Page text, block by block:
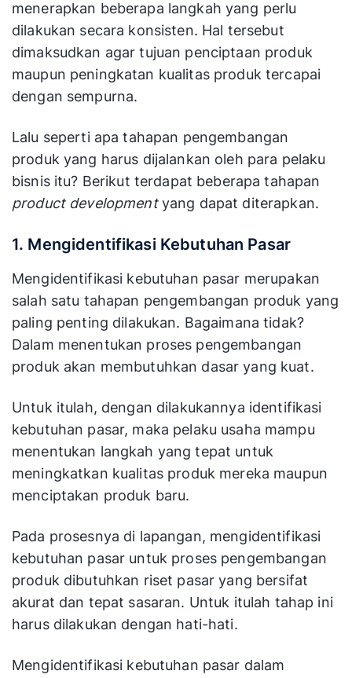
menerapkan beberapa langkah yang perlu
dilakukan secara konsisten. Hal tersebut
dimaksudkan agar tujuan penciptaan produk
maupun peningkatan kualitas produk tercapai
dengan sempurna.
Lalu seperti apa tahapan pengembangan
produk yang harus dijalankan oleh para pelaku
bisnis itu? Berikut terdapat beberapa tahapan
product developmentyang dapat diterapkan.
1. Mengidentifikasi Kebutuhan Pasar
Mengidentifikasi kebutuhan pasar merupakan
salah satu tahapan pengembangan produk yang
paling penting dilakukan. Bagaimana tidak?
Dalam menentukan proses pengembangan
produk akan membutuhkan dasar yang kuat.
Untuk itulah, dengan dilakukannya identifikasi
kebutuhan pasar, maka pelaku usaha mampu
menentukan langkah yang tepat untuk
meningkatkan kualitas produk mereka maupun
menciptakan produk baru.
Pada prosesnya di lapangan, mengidentifikasi
kebutuhan pasar untuk proses pengembangan
produk dibutuhkan riset pasar yang bersifat
akurat dan tepat sasaran. Untuk itulah tahap ini
harus dilakukan dengan hati-hati.
Mengidentifikasi kebutuhan pasar dalam